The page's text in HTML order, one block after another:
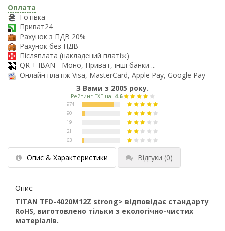
Оплата
Готівка
Приват24
Рахунок з ПДВ 20%
Рахунок без ПДВ
Післяплата (накладений платіж)
QR + IBAN - Моно, Приват, інші банки ...
Онлайн платіж Visa, MasterCard, Apple Pay, Google Pay
З Вами з 2005 року.
Опис & Характеристики Відгуки (0)
Опис:
TITAN TFD-4020M12Z strong> відповідає стандарту
RoHS, виготовлено тільки з екологічно-чистих
матеріалів.